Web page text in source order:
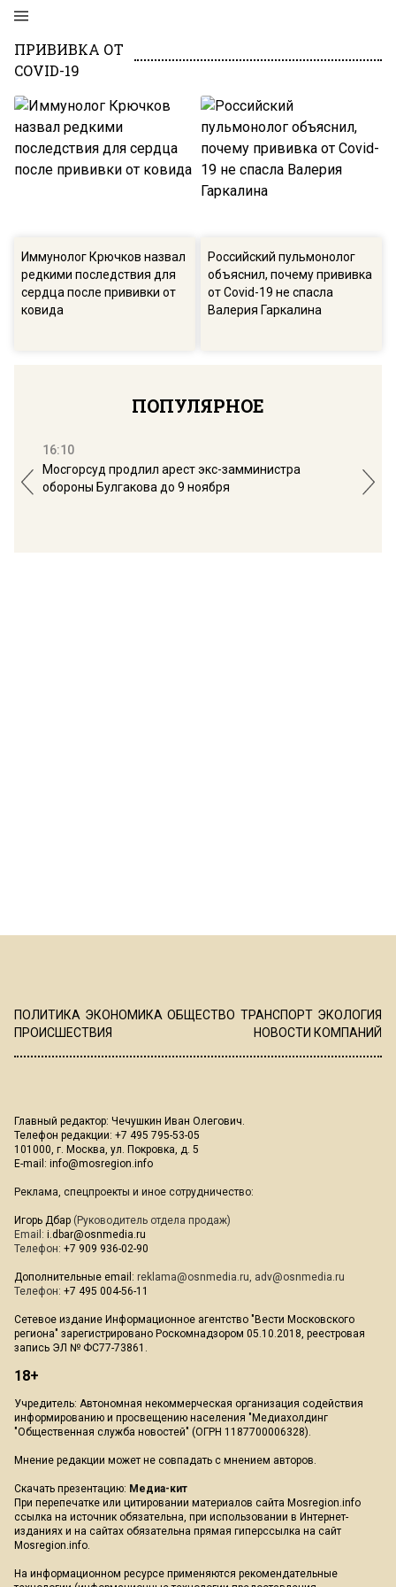
ПРИВИВКА ОТ
COVID-19
Иммунолог Крючков назвал
редкими последствия для
сердца после прививки от
ковида
Российский пульмонолог
объяснил, почему прививка
от Covid-19 не спасла
Валерия Гаркалина
ПОПУЛЯРНОЕ
16:10
Мосгорсуд продлил арест экс-замминистра
обороны Булгакова до 9 ноября
ПОЛИТИКА ЭКОНОМИКА ОБЩЕСТВО ТРАНСПОРТ ЭКОЛОГИЯ
ПРОИСШЕСТВИЯ
НОВОСТИ КОМПАНИЙ
Главный редактор: Чечушкин Иван Олегович.
Телефон редакции: +7 495 795-53-05
101000, г. Москва, ул. Покровка, д. 5
E-mail: info@mosregion.info
Реклама, спецпроекты и иное сотрудничество:
Игорь Дбар (Руководитель отдела продаж)
Email: i.dbar@osnmedia.ru
Телефон: +7 909 936-02-90
Дополнительные email: reklama@osnmedia.ru, adv@osnmedia.ru
Телефон: +7 495 004-56-11
Сетевое издание Информационное агентство "Вести Московского
региона" зарегистрировано Роскомнадзором 05.10.2018, реестровая
запись ЭЛ № ФС77-73861.
18+
Учредитель: Автономная некоммерческая организация содействия
информированию и просвещению населения "Медиахолдинг
"Общественная служба новостей" (ОГРН 1187700006328).
Мнение редакции может не совпадать с мнением авторов.
Скачать презентацию: Медиа-кит
При перепечатке или цитировании материалов сайта Mosregion.info
ссылка на источник обязательна, при использовании в Интернет-
изданиях и на сайтах обязательна прямая гиперссылка на сайт
Mosregion.info.
На информационном ресурсе применяются рекомендательные